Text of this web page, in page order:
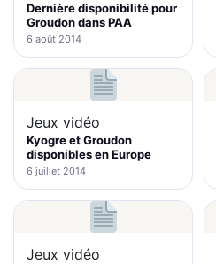
Dernière disponibilité pour
Groudon dans PAA
6 août 2014
Jeux vidéo
Kyogre et Groudon
disponibles en Europe
6 juillet 2014
Jeux vidéo